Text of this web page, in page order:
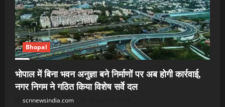
Bhopal
भोपाल में बिना भवन अनुज्ञा बने निर्माणों पर अब होगी कार्रवाई,
नगर निगम ने गठित किया विशेष सर्वे दल
scnnewsindia.com